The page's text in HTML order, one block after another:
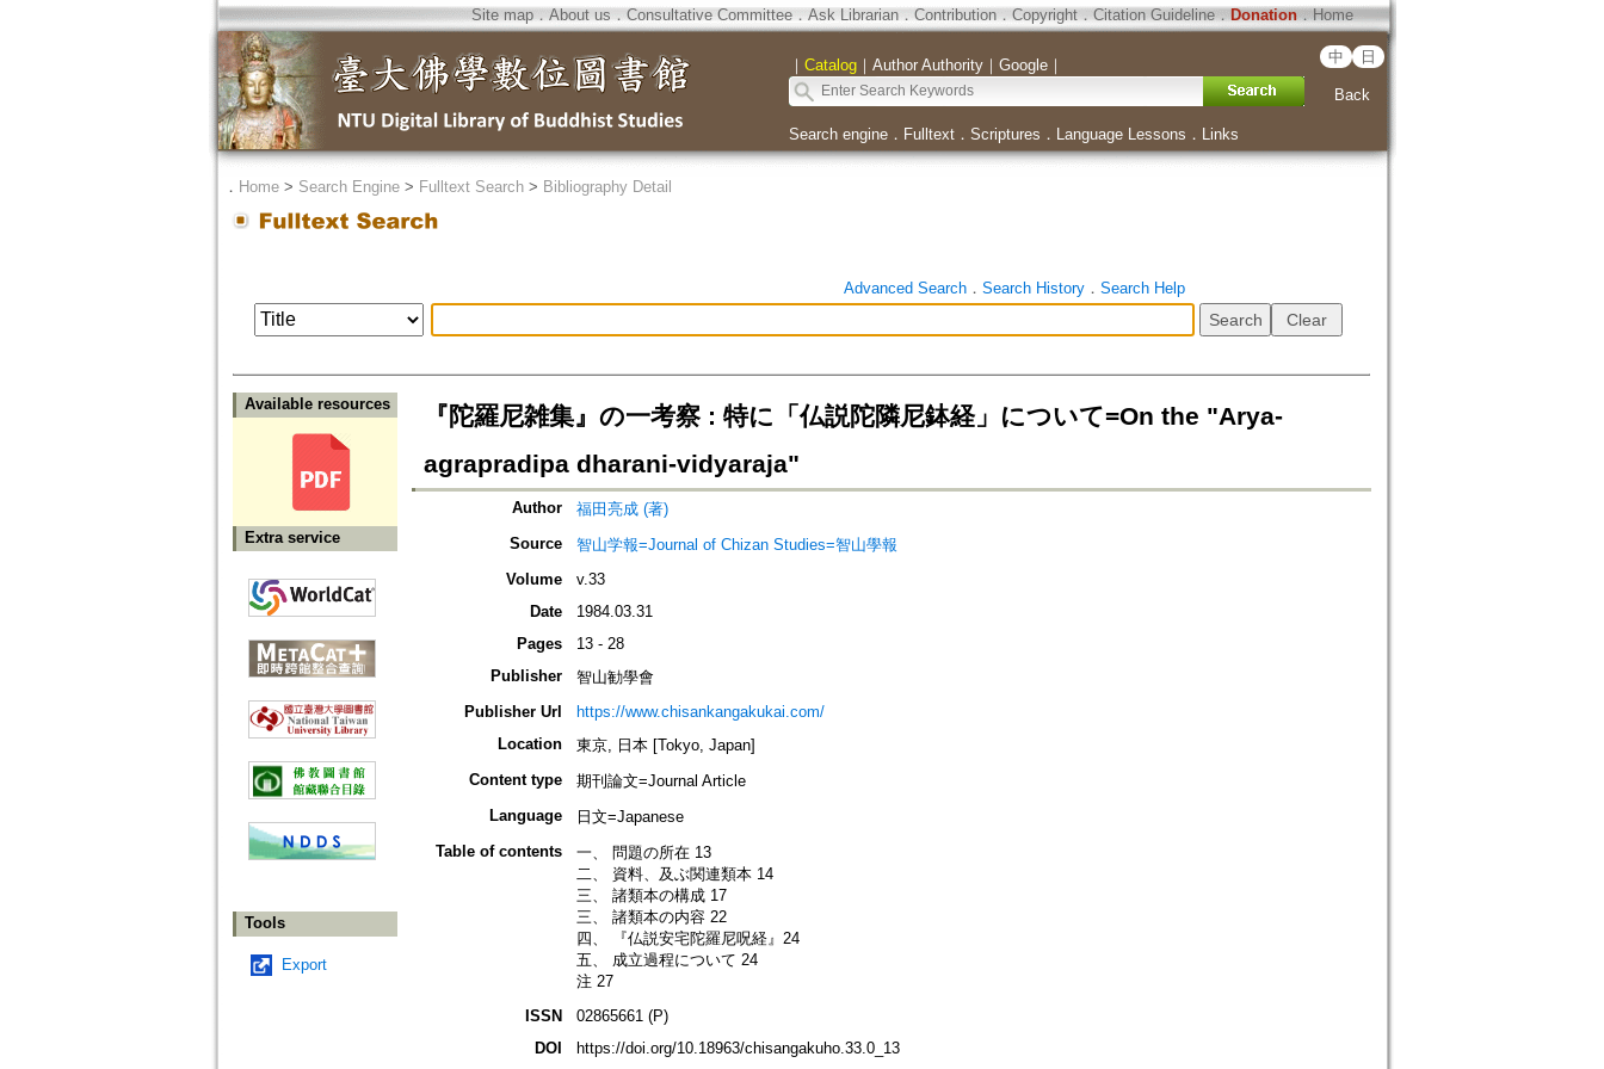
Site map．About us ． Consultative Committee． Ask Librarian． Contribution．Copyright．Citation Guideline． Donation．Home
｜ Catalog｜ Author Authority｜ Google｜ 中 日
Back
Search engine． Fulltext． Scriptures ． Language Lessons ． Links
． Home> Search Engine> Fulltext Search> Bibliography Detail
Advanced Search． Search History． Search Help
Available resources
Extra service
Tools
Export
『陀羅尼雑集』の一考察 : 特に「仏説陀隣尼鉢経」について=On the "Arya-
agrapradipa dharani-vidyaraja"
Author
福田亮成 (著)
Source
智山学報=Journal of Chizan Studies=智山學報
Volume
v.33
Date
1984.03.31
Pages
13 - 28
Publisher
智山勧學會
Publisher Url
https://www.chisankangakukai.com/
Location
東京, 日本 [Tokyo, Japan]
Content type
期刊論文=Journal Article
Language
日文=Japanese
Table of contents
一、 問題の所在 13
二、 資料、及ぶ関連類本 14
三、 諸類本の構成 17
三、 諸類本の内容 22
四、 『仏説安宅陀羅尼呪経』24
五、 成立過程について 24
注 27
ISSN
02865661 (P)
DOI
https://doi.org/10.18963/chisangakuho.33.0_13